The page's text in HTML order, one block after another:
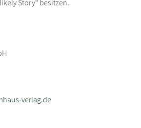
Story" besitzen.
verlag.de